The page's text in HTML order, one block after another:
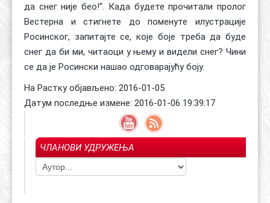
да снег није бео!“. Када будете прочитали пролог
Вестерна и стигнете до поменуте илустрације
Росинског, запитајте се, које боје треба да буде
снег да би ми, читаоци у њему и видели снег? Чини
се да је Росински нашао одговарајућу боју.
На Растку објављено: 2016-01-05
Датум последње измене: 2016-01-06 19:39:17
ЧЛАНОВИ УДРУЖЕЊА